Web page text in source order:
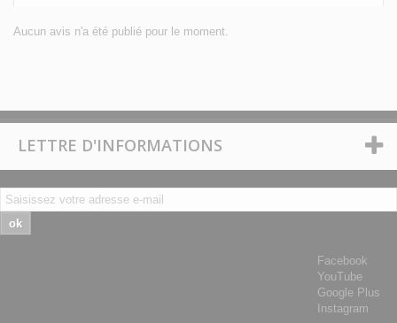
Aucun avis n'a été publié pour le moment.
LETTRE D'INFORMATIONS
ok
Facebook
YouTube
Google Plus
Instagram